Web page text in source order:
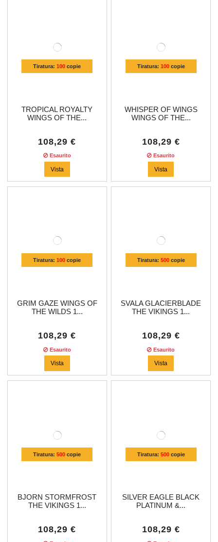
Tiratura:100 copie
TROPICAL ROYALTY
WINGS OF THE...
108,29 €
Esaurito
Vista
Tiratura: 100copie
WHISPER OF WINGS
WINGS OF THE...
108,29 €
Esaurito
Vista
Tiratura:100 copie
GRIM GAZE WINGS OF
THE WILDS 1...
108,29 €
Esaurito
Vista
Tiratura: 500copie
SVALA GLACIERBLADE
THE VIKINGS 1...
108,29 €
Esaurito
Vista
Tiratura:500 copie
BJORN STORMFROST
THE VIKINGS 1...
108,29 €
Tiratura: 500copie
SILVER EAGLE BLACK
PLATINUM &...
108,29 €